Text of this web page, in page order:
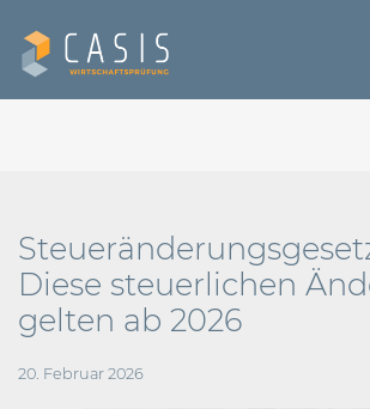
Diese steuerlichen
gelten ab 2026
20. Februar 2026